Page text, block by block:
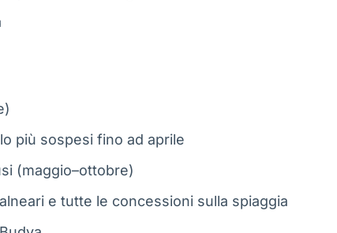
più sospesi fino ad aprile
(maggio–ottobre)
e tutte le concessioni sulla spiaggia